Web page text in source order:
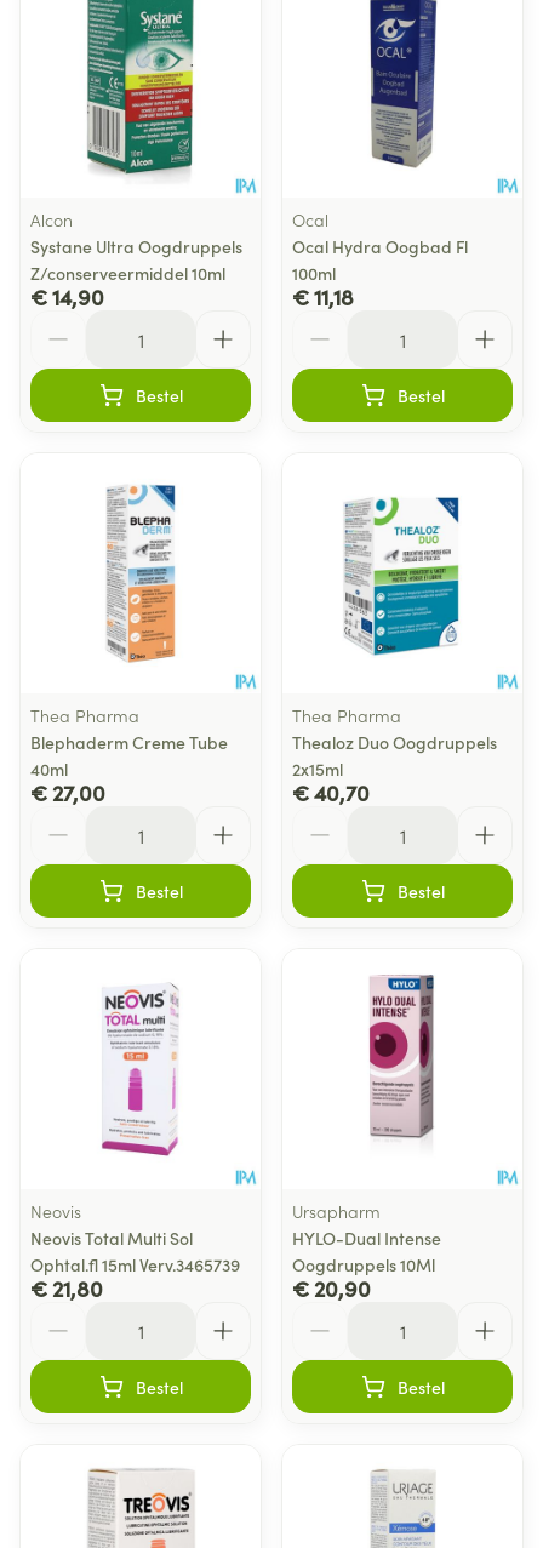
Alcon
Systane Ultra Oogdruppels
Z/conserveermiddel 10ml
€ 14,90
Bestel
Ocal
Ocal Hydra Oogbad Fl
100ml
€ 11,18
Bestel
Thea Pharma
Blephaderm Creme Tube
40ml
€ 27,00
Bestel
Thea Pharma
Thealoz Duo Oogdruppels
2x15ml
€ 40,70
Bestel
Neovis
Neovis Total Multi Sol
Ophtal.fl 15ml Verv.3465739
€ 21,80
Bestel
Ursapharm
HYLO-Dual Intense
Oogdruppels 10Ml
€ 20,90
Bestel